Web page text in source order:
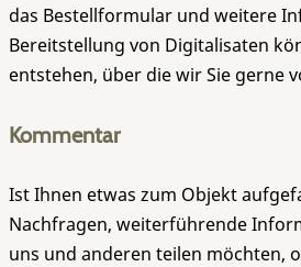
das Bestellformular und weitere
Bereitstellung von Digitalisaten
entstehen, über die wir Sie gerne
Kommentar
Ist Ihnen etwas zum Objekt
Nachfragen, weiterführende
uns und anderen teilen möchten,